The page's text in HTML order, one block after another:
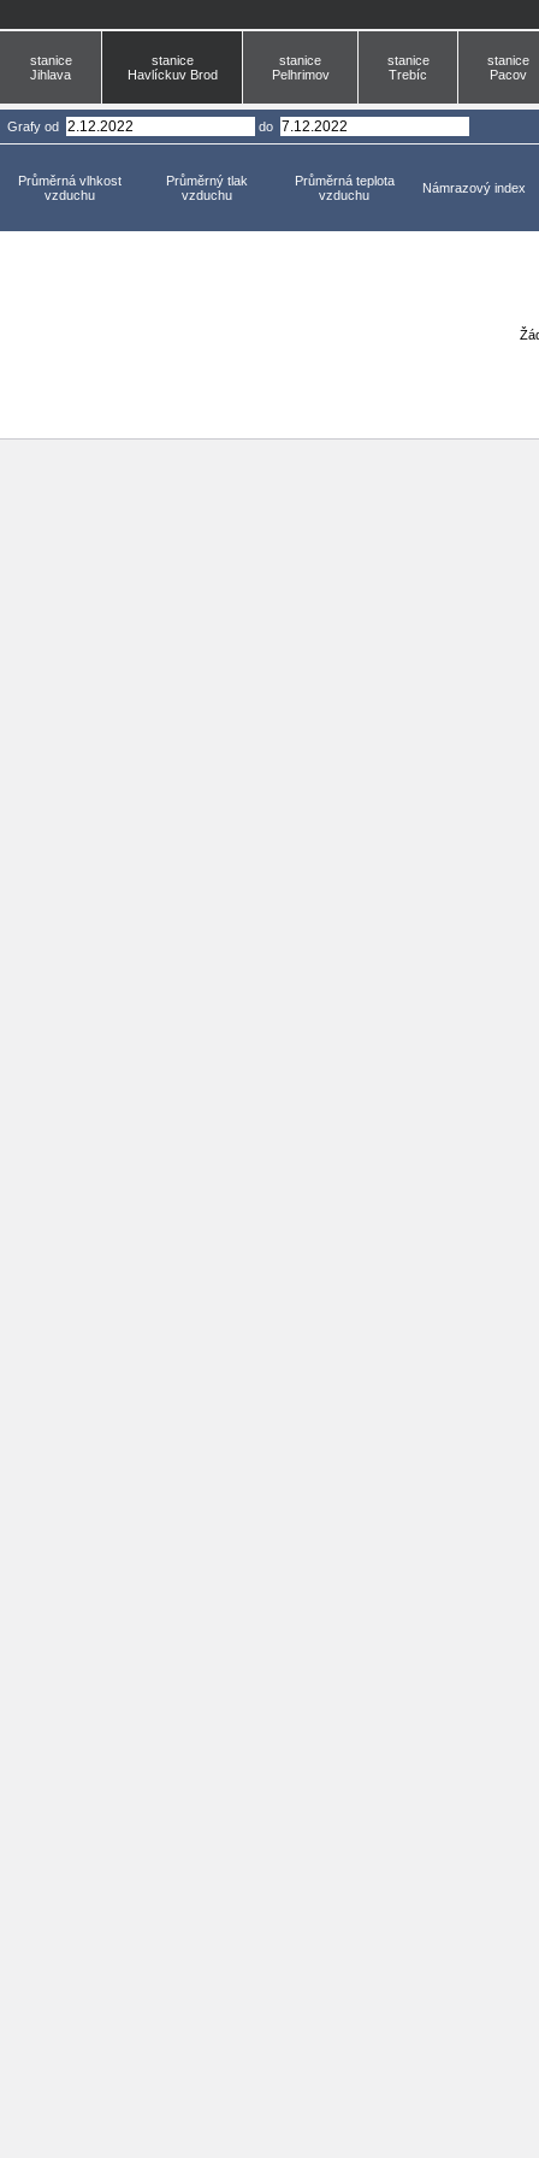
stanice
Jihlava
stanice
Havlíckuv Brod
stanice
Pelhrimov
stanice
Trebíc
stanice
Pacov
Grafy od do
Průměrná vlhkost
vzduchu
Průměrný tlak
vzduchu
Průměrná teplota
vzduchu
Námrazový index